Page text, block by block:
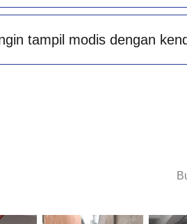
tampil modis dengan